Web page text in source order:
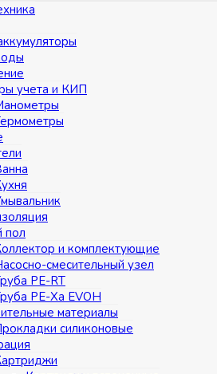
учета и КИП
пол
и комплектующие
смесительный узел
PE-RT
PE-Xa EVOH
материалы
силиконовые